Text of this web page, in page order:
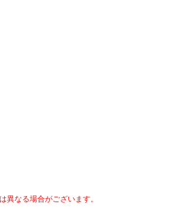
なる場合がございます。